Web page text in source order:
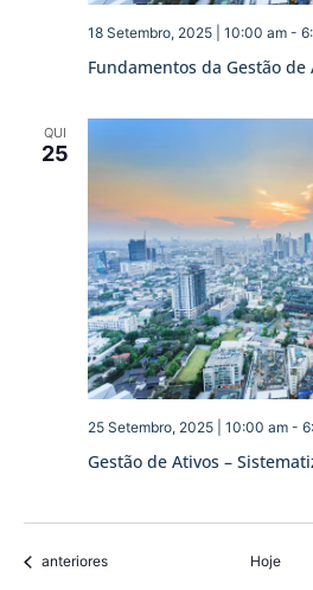
Fundamentos da Gestão de
18 Setembro, 2025 | 10:00 am-
QUI
25
Gestão de Ativos –
25 Setembro, 2025 | 10:00 am-
Eventos
anteriores Hoje